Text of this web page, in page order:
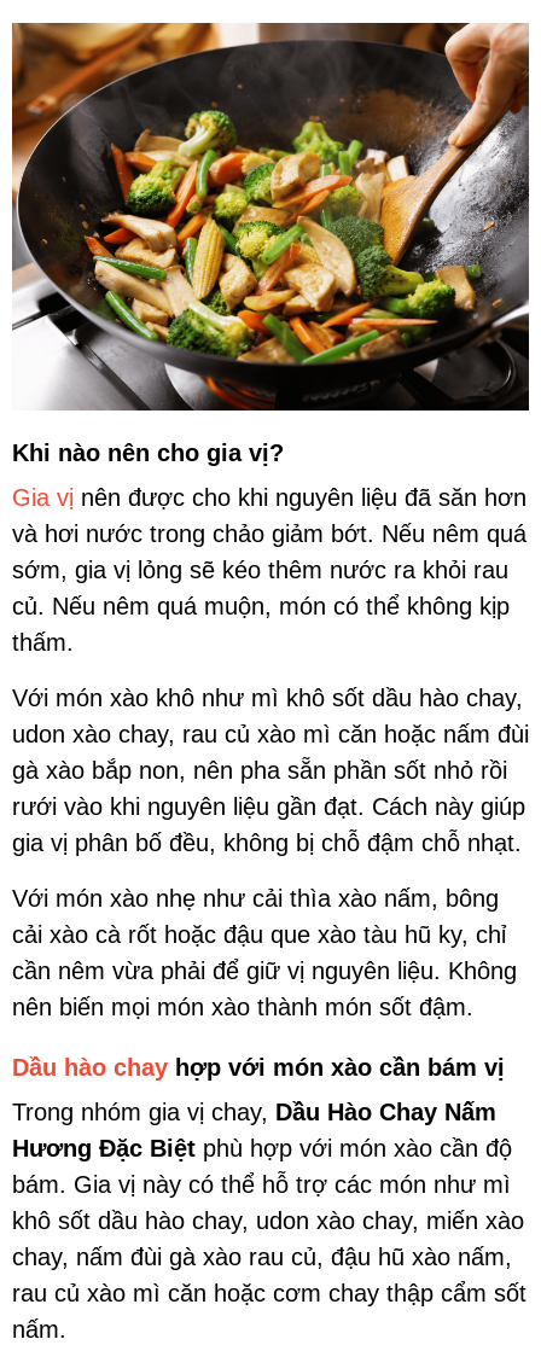
Khi nào nên cho gia vị?
Gia vị nên được cho khi nguyên liệu đã săn hơn
và hơi nước trong chảo giảm bớt. Nếu nêm quá
sớm, gia vị lỏng sẽ kéo thêm nước ra khỏi rau
củ. Nếu nêm quá muộn, món có thể không kịp
thấm.
Với món xào khô như mì khô sốt dầu hào chay,
udon xào chay, rau củ xào mì căn hoặc nấm đùi
gà xào bắp non, nên pha sẵn phần sốt nhỏ rồi
rưới vào khi nguyên liệu gần đạt. Cách này giúp
gia vị phân bố đều, không bị chỗ đậm chỗ nhạt.
Với món xào nhẹ như cải thìa xào nấm, bông
cải xào cà rốt hoặc đậu que xào tàu hũ ky, chỉ
cần nêm vừa phải để giữ vị nguyên liệu. Không
nên biến mọi món xào thành món sốt đậm.
Dầu hào chay hợp với món xào cần bám vị
Trong nhóm gia vị chay, Dầu Hào Chay Nấm
Hương Đặc Biệt phù hợp với món xào cần độ
bám. Gia vị này có thể hỗ trợ các món như mì
khô sốt dầu hào chay, udon xào chay, miến xào
chay, nấm đùi gà xào rau củ, đậu hũ xào nấm,
rau củ xào mì căn hoặc cơm chay thập cẩm sốt
nấm.